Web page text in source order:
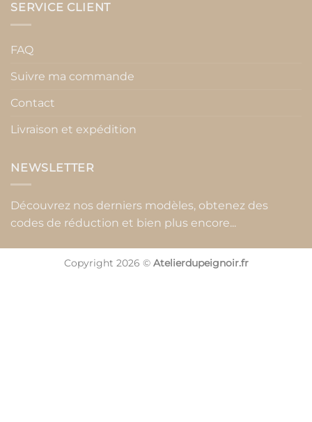
SERVICE CLIENT
FAQ
Suivre ma commande
Contact
Livraison et expédition
NEWSLETTER
Découvrez nos derniers modèles, obtenez des
codes de réduction et bien plus encore...
Copyright 2026 © Atelierdupeignoir.fr